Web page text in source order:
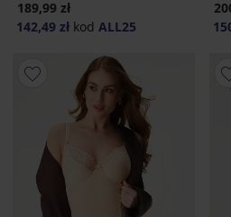
189,99 zł
142,49 zł kod ALL25